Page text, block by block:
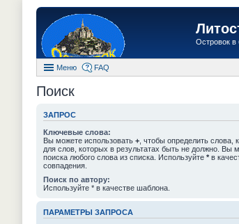
Островок
Меню FAQ
Поиск
ЗАПРОС
Ключевые слова:
Вы можете использовать + , чтобы определить
для слов, которых в результатах быть не должно. Вы
поиска любого слова из списка. Используйте * в
совпадения.
Поиск по автору:
Используйте * в качестве шаблона.
ПАРАМЕТРЫ ЗАПРОСА